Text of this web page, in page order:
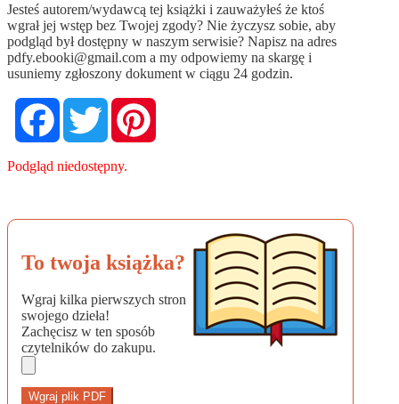
Jesteś autorem/wydawcą tej książki i zauważyłeś że ktoś
wgrał jej wstęp bez Twojej zgody? Nie życzysz sobie, aby
podgląd był dostępny w naszym serwisie? Napisz na adres
pdfy.ebooki@gmail.com a my odpowiemy na skargę i
usuniemy zgłoszony dokument w ciągu 24 godzin.
FacebookTwitter
Podgląd niedostępny.
To twoja książka?
Wgraj kilka pierwszych stron
swojego dzieła!
Zachęcisz w ten sposób
czytelników do zakupu.
Wgraj plik PDF